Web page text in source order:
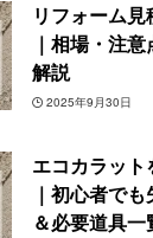
リフォーム
｜相場・注
解説
2025年9月30日
エコカラッ
｜初心者で
＆必要道具一